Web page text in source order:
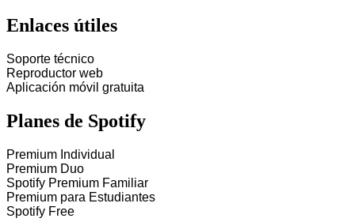
Enlaces útiles
Soporte técnico
Reproductor web
Aplicación móvil gratuita
Planes de Spotify
Premium Individual
Premium Duo
Spotify Premium Familiar
Premium para Estudiantes
Spotify Free